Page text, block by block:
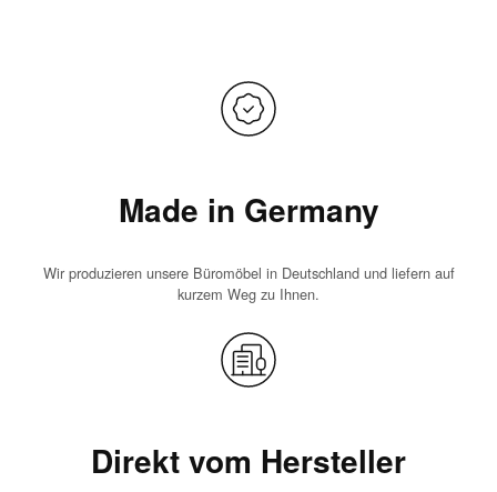
Made in Germany
Wir produzieren unsere Büromöbel in Deutschland und liefern auf
kurzem Weg zu Ihnen.
Direkt vom Hersteller